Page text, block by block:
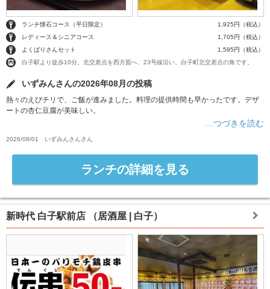
ランチ懐石コース（平日限定）
1,925円（税込）
レディース＆シニアコース
1,705円（税込）
よくばりさんセット
1,595円（税込）
白子駅より徒歩10分。北交差点を西方面へ、23号線沿い、白子町北交差点の角です。
いずみんさんの2026年08月の投稿
熱々のえびチリで、ご飯が進みました。料理の提供時間も早かったです。デザ
ートの杏仁豆腐が美味しい。
…つづきを読む
2026/08/01 いずみんさん さん
ランチの詳細を見る
新時代 白子駅前店 （居酒屋 | 白子）